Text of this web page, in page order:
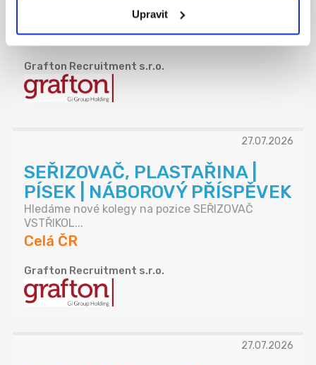
Upravit
Celá ČR
Grafton Recruitment s.r.o.
27.07.2026
SEŘIZOVAČ, PLASTAŘINA |
PÍSEK | NÁBOROVÝ PŘÍSPĚVEK
Hledáme nové kolegy na pozice SEŘIZOVAČ
VSTŘIKOL...
Celá ČR
Grafton Recruitment s.r.o.
27.07.2026